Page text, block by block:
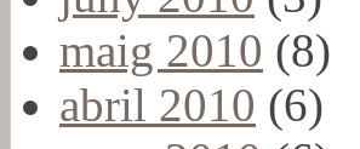
maig 2010 (8)
abril 2010 (6)